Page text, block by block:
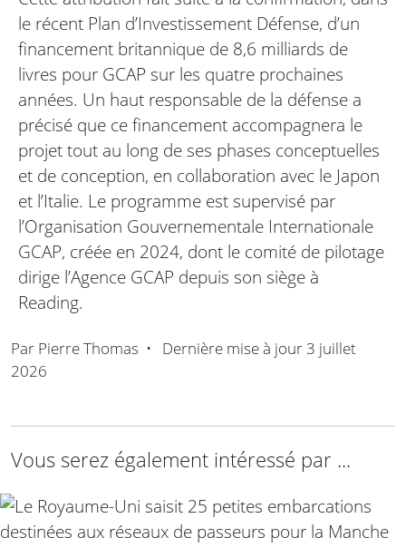
le récent Plan d’Investissement Défense, d’un
financement britannique de 8,6 milliards de
livres pour GCAP sur les quatre prochaines
années. Un haut responsable de la défense a
précisé que ce financement accompagnera le
projet tout au long de ses phases conceptuelles
et de conception, en collaboration avec le Japon
et l’Italie. Le programme est supervisé par
l’Organisation Gouvernementale Internationale
GCAP, créée en 2024, dont le comité de pilotage
dirige l’Agence GCAP depuis son siège à
Reading.
Par Pierre Thomas • Dernière mise à jour 3 juillet
2026
Vous serez également intéressé par ...